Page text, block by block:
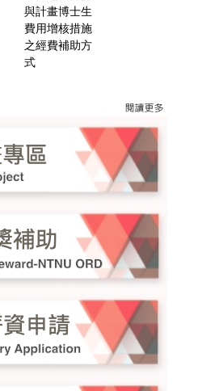
與計畫博士生
費用增核措施
之經費補助方
式
更多→